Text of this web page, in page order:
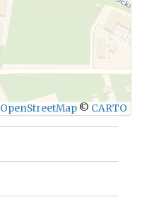
OpenStreetMap © CARTO